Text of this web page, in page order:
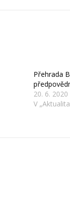
Přehrada
20. 6. 2020
V